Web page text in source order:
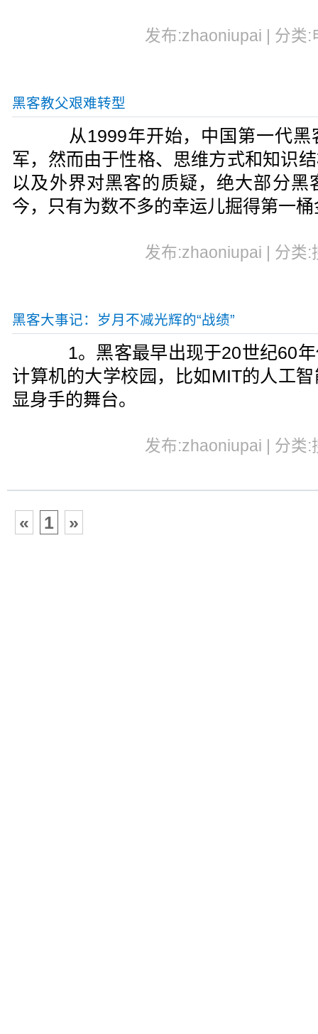
发布:zhaoniupai | 分类
黑客教父艰难转型
从1999年开始，中国第一代黑
军，然而由于性格、思维方式和知识
以及外界对黑客的质疑，绝大部分黑
今，只有为数不多的幸运儿掘得第一
发布:zhaoniupai | 分类
黑客大事记：岁月不减光辉的“战绩”
1。黑客最早出现于20世纪60年
计算机的大学校园，比如MIT的人工
显身手的舞台。
发布:zhaoniupai | 分类
« 1 »